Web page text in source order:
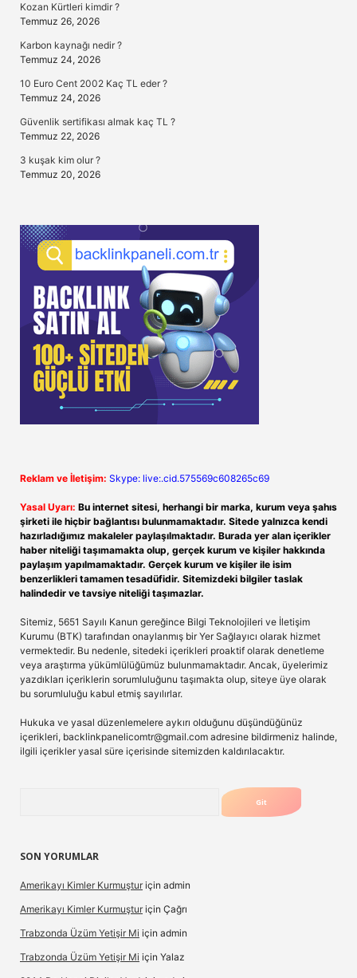
Kozan Kürtleri kimdir ?
Temmuz 26, 2026
Karbon kaynağı nedir ?
Temmuz 24, 2026
10 Euro Cent 2002 Kaç TL eder ?
Temmuz 24, 2026
Güvenlik sertifikası almak kaç TL ?
Temmuz 22, 2026
3 kuşak kim olur ?
Temmuz 20, 2026
Reklam ve İletişim: Skype: live:.cid.575569c608265c69
Yasal Uyarı: Bu internet sitesi, herhangi bir marka, kurum veya şahıs
şirketi ile hiçbir bağlantısı bulunmamaktadır. Sitede yalnızca kendi
hazırladığımız makaleler paylaşılmaktadır. Burada yer alan içerikler
haber niteliği taşımamakta olup, gerçek kurum ve kişiler hakkında
paylaşım yapılmamaktadır. Gerçek kurum ve kişiler ile isim
benzerlikleri tamamen tesadüfidir. Sitemizdeki bilgiler taslak
halindedir ve tavsiye niteliği taşımazlar.
Sitemiz, 5651 Sayılı Kanun gereğince Bilgi Teknolojileri ve İletişim
Kurumu (BTK) tarafından onaylanmış bir Yer Sağlayıcı olarak hizmet
vermektedir. Bu nedenle, sitedeki içerikleri proaktif olarak denetleme
veya araştırma yükümlülüğümüz bulunmamaktadır. Ancak, üyelerimiz
yazdıkları içeriklerin sorumluluğunu taşımakta olup, siteye üye olarak
bu sorumluluğu kabul etmiş sayılırlar.
Hukuka ve yasal düzenlemelere aykırı olduğunu düşündüğünüz
içerikleri, backlinkpanelicomtr@gmail.com adresine bildirmeniz halinde,
ilgili içerikler yasal süre içerisinde sitemizden kaldırılacaktır.
SON YORUMLAR
Amerikayı Kimler Kurmuştur için admin
Amerikayı Kimler Kurmuştur için Çağrı
Trabzonda Üzüm Yetişir Mi için admin
Trabzonda Üzüm Yetişir Mi için Yalaz